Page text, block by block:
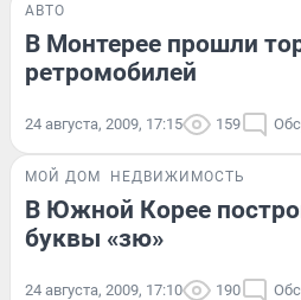
АВТО
В Монтерее прошли
ретромобилей
24 августа, 2009, 17:15 159
МОЙ ДОМ НЕДВИЖИМОСТЬ
В Южной Корее
буквы «зю»
24 августа, 2009, 17:10 190